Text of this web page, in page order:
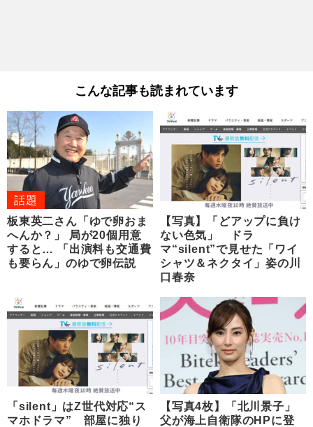
こんな記事も読まれています
話題
板東英二さん「ゆで卵おま
へんか？」 局が20個用意
すると… 「出演料も交通費
も要らん」のゆで卵伝説
【写真】「どアップに負け
ない色気」 ドラ
マ“silent”で見せた「ワイ
シャツ＆ネクタイ」姿の川
口春奈
「silent」はZ世代対応“ス
マホドラマ” 部屋に独り
【写真4枚】「北川景子」
父が海上自衛隊のHPに登